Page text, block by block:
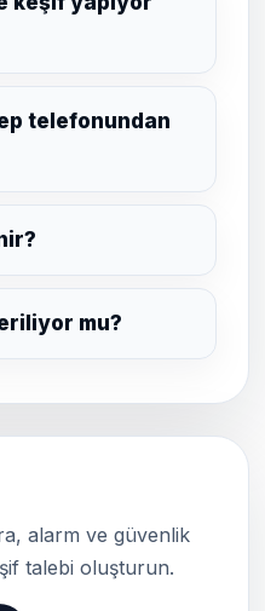
telefonundan
mu?
alarm ve güvenlik
talebi oluşturun.